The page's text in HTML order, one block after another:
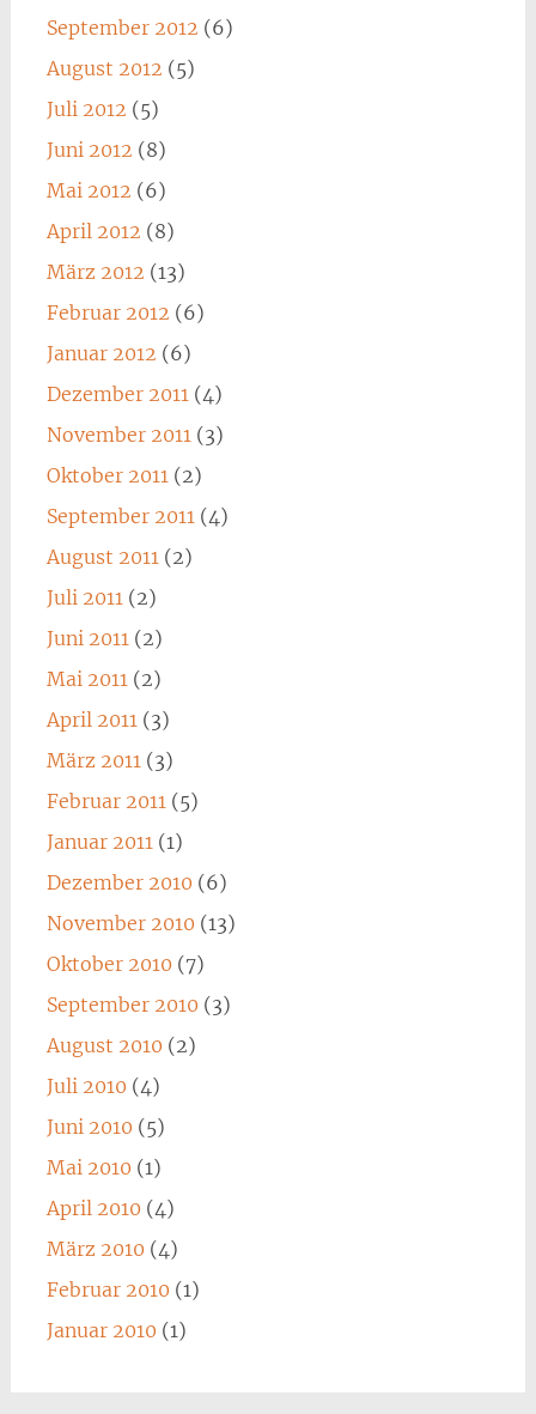
September 2012 (6)
August 2012 (5)
Juli 2012 (5)
Juni 2012 (8)
Mai 2012 (6)
April 2012 (8)
März 2012 (13)
Februar 2012 (6)
Januar 2012 (6)
Dezember 2011 (4)
November 2011 (3)
Oktober 2011 (2)
September 2011 (4)
August 2011 (2)
Juli 2011 (2)
Juni 2011 (2)
Mai 2011 (2)
April 2011 (3)
März 2011 (3)
Februar 2011 (5)
Januar 2011 (1)
Dezember 2010 (6)
November 2010 (13)
Oktober 2010 (7)
September 2010 (3)
August 2010 (2)
Juli 2010 (4)
Juni 2010 (5)
Mai 2010 (1)
April 2010 (4)
März 2010 (4)
Februar 2010 (1)
Januar 2010 (1)